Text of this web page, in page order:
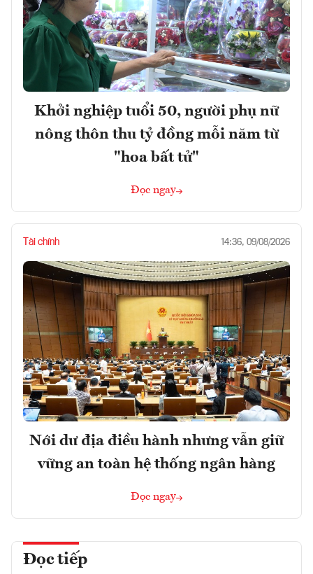
Khởi nghiệp tuổi 50, người phụ nữ
nông thôn thu tỷ đồng mỗi năm từ
"hoa bất tử"
Đọc ngay
Tài chính 14:36, 09/08/2026
Nới dư địa điều hành nhưng vẫn giữ
vững an toàn hệ thống ngân hàng
Đọc ngay
Đọc tiếp